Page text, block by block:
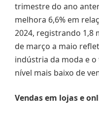
trimestre do ano
melhora 6,6% em
2024, registrando 1,8
de março a maio
indústria da moda e
nível mais baixo de
Vendas em lojas e